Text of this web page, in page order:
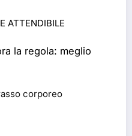
ATTENDIBILE
la regola: meglio
corporeo